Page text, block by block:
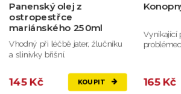
Panenský olej z
ostropestřce
mariánského 250ml
Vhodný při léčbě jater, žlučníku
a slinivky břišní.
145 Kč KOUPIT
Vynikající
165 Kč